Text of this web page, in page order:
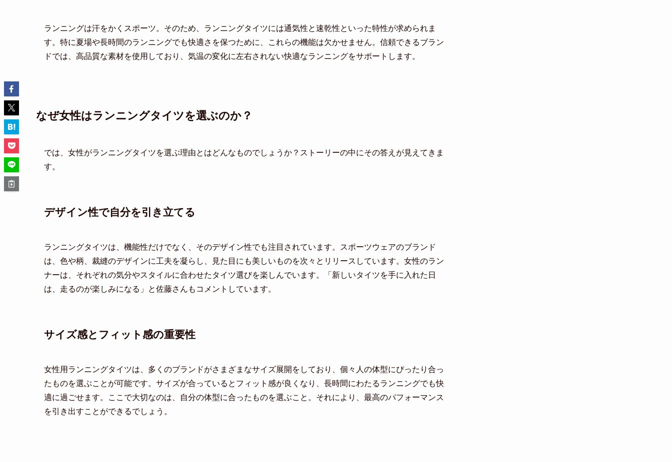
ランニングは汗をかくスポーツ。そのため、ランニングタイツには通気性と速乾性といった特性が求められま
す。特に夏場や長時間のランニングでも快適さを保つために、これらの機能は欠かせません。信頼できるブラン
ドでは、高品質な素材を使用しており、気温の変化に左右されない快適なランニングをサポートします。
なぜ女性はランニングタイツを選ぶのか？
では、女性がランニングタイツを選ぶ理由とはどんなものでしょうか？ストーリーの中にその答えが見えてきま
す。
デザイン性で自分を引き立てる
ランニングタイツは、機能性だけでなく、そのデザイン性でも注目されています。スポーツウェアのブランド
は、色や柄、裁縫のデザインに工夫を凝らし、見た目にも美しいものを次々とリリースしています。女性のラン
ナーは、それぞれの気分やスタイルに合わせたタイツ選びを楽しんでいます。「新しいタイツを手に入れた日
は、走るのが楽しみになる」と佐藤さんもコメントしています。
サイズ感とフィット感の重要性
女性用ランニングタイツは、多くのブランドがさまざまなサイズ展開をしており、個々人の体型にぴったり合っ
たものを選ぶことが可能です。サイズが合っているとフィット感が良くなり、長時間にわたるランニングでも快
適に過ごせます。ここで大切なのは、自分の体型に合ったものを選ぶこと。それにより、最高のパフォーマンス
を引き出すことができるでしょう。